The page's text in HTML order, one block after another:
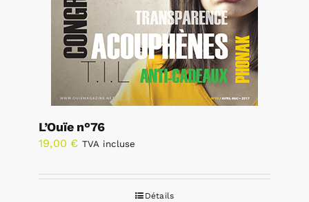
L’Ouïe n°76
19,00 € TVA incluse
Détails